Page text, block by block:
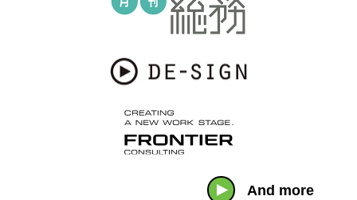
And more